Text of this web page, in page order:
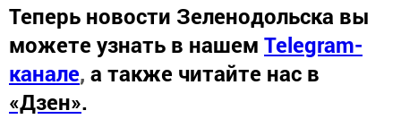
Теперь новости Зеленодольска вы
можете узнать в нашем Telegram-
канале, а также читайте нас в
«Дзен».